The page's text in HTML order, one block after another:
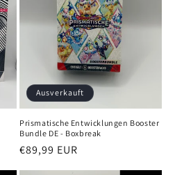
Ausverkauft
Prismatische Entwicklungen Booster
Bundle DE - Boxbreak
Normaler
Preis
€89,99 EUR